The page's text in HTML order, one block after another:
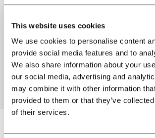
This website uses cookies
We use cookies to personalise content
provide social media features and to
We also share information about your
our social media, advertising and
may combine it with other information
provided to them or that they’ve
of their services.